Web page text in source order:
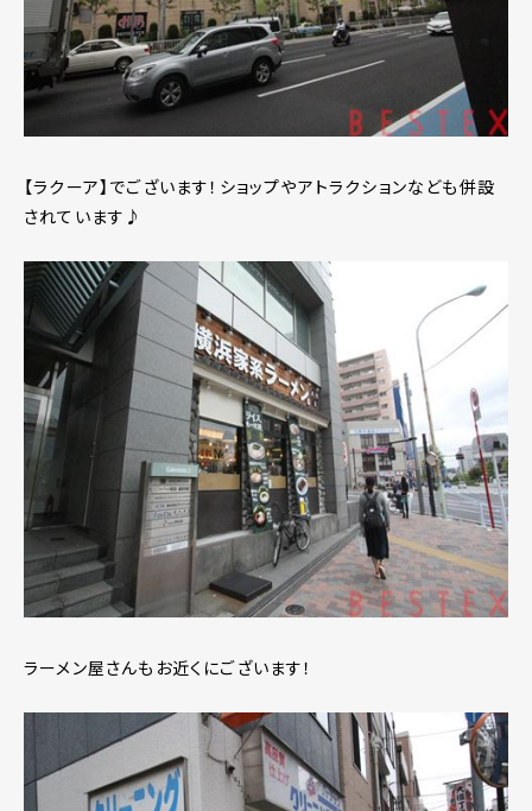
【ラクーア】でございます！ショップやアトラクションなども併設
されています♪
ラーメン屋さんもお近くにございます！